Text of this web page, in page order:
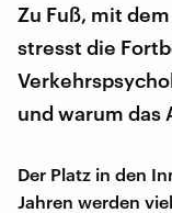
Zu Fuß, mit
stresst die
und warum das
Der Platz in den
Jahren werden